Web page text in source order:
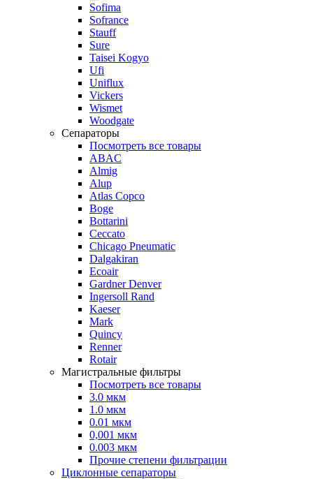
Sofima
Sofrance
Stauff
Sure
Taisei Kogyo
Ufi
Uniflux
Vickers
Wismet
Woodgate
Сепараторы
Посмотреть все товары
ABAC
Almig
Alup
Atlas Copco
Boge
Bottarini
Ceccato
Chicago Pneumatic
Dalgakiran
Ecoair
Gardner Denver
Ingersoll Rand
Kaeser
Mark
Quincy
Renner
Rotair
Магистральные фильтры
Посмотреть все товары
3.0 мкм
1.0 мкм
0.01 мкм
0,001 мкм
0.003 мкм
Прочие степени фильтрации
Циклонные сепараторы